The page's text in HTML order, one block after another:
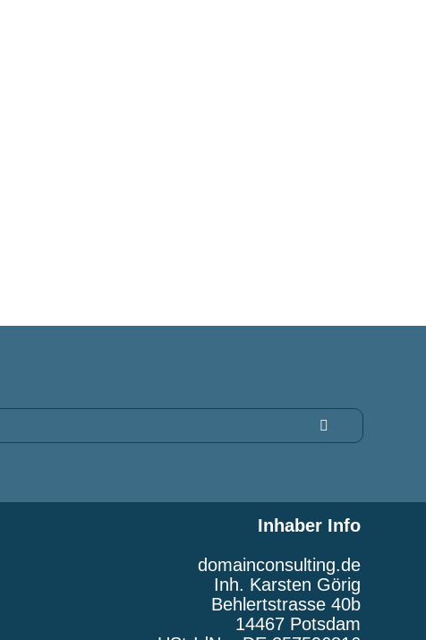
Inhaber Info
domainconsulting.de
Inh. Karsten Görig
Behlertstrasse 40b
14467 Potsdam